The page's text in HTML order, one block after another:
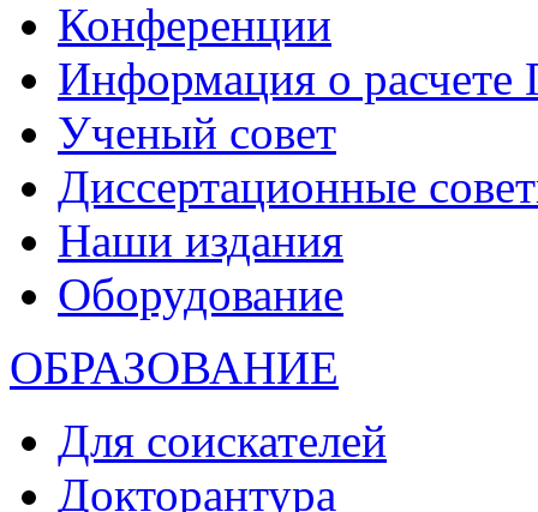
Конференции
Информация о
Ученый совет
Диссертационные
Наши издания
Оборудование
ОБРАЗОВАНИЕ
Для соискателей
Докторантура